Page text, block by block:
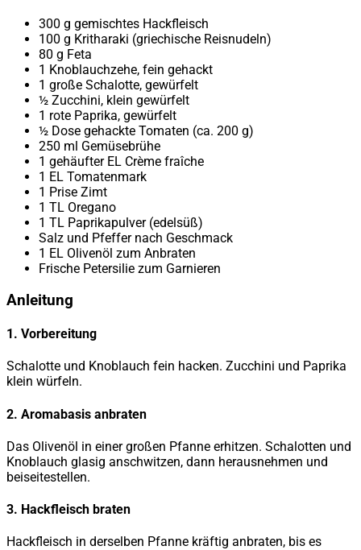
300 g gemischtes Hackfleisch
100 g Kritharaki (griechische Reisnudeln)
80 g Feta
1 Knoblauchzehe, fein gehackt
1 große Schalotte, gewürfelt
½ Zucchini, klein gewürfelt
1 rote Paprika, gewürfelt
½ Dose gehackte Tomaten (ca. 200 g)
250 ml Gemüsebrühe
1 gehäufter EL Crème fraîche
1 EL Tomatenmark
1 Prise Zimt
1 TL Oregano
1 TL Paprikapulver (edelsüß)
Salz und Pfeffer nach Geschmack
1 EL Olivenöl zum Anbraten
Frische Petersilie zum Garnieren
Anleitung
1. Vorbereitung
Schalotte und Knoblauch fein hacken. Zucchini und Paprika
klein würfeln.
2. Aromabasis anbraten
Das Olivenöl in einer großen Pfanne erhitzen. Schalotten und
Knoblauch glasig anschwitzen, dann herausnehmen und
beiseitestellen.
3. Hackfleisch braten
Hackfleisch in derselben Pfanne kräftig anbraten, bis es